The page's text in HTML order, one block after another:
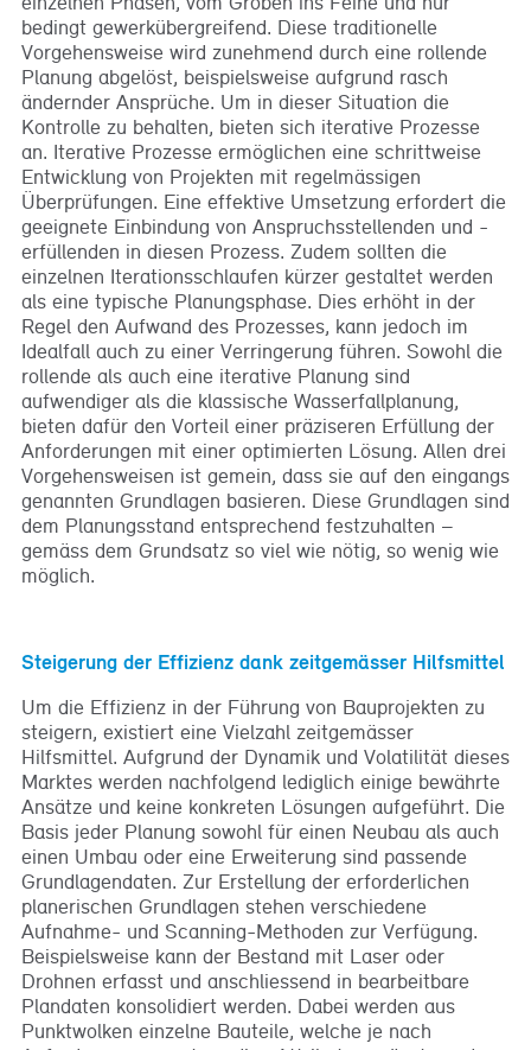
bedingt gewerkübergreifend. Diese traditionelle
Vorgehensweise wird zunehmend durch eine rollende
Planung abgelöst, beispielsweise aufgrund rasch
ändernder Ansprüche. Um in dieser Situation die
Kontrolle zu behalten, bieten sich iterative Prozesse
an. Iterative Prozesse ermöglichen eine schrittweise
Entwicklung von Projekten mit regelmässigen
Überprüfungen. Eine effektive Umsetzung erfordert die
geeignete Einbindung von Anspruchsstellenden und -
erfüllenden in diesen Prozess. Zudem sollten die
einzelnen Iterationsschlaufen kürzer gestaltet werden
als eine typische Planungsphase. Dies erhöht in der
Regel den Aufwand des Prozesses, kann jedoch im
Idealfall auch zu einer Verringerung führen. Sowohl die
rollende als auch eine iterative Planung sind
aufwendiger als die klassische Wasserfallplanung,
bieten dafür den Vorteil einer präziseren Erfüllung der
Anforderungen mit einer optimierten Lösung. Allen drei
Vorgehensweisen ist gemein, dass sie auf den eingangs
genannten Grundlagen basieren. Diese Grundlagen sind
dem Planungsstand entsprechend festzuhalten –
gemäss dem Grundsatz so viel wie nötig, so wenig wie
möglich.
Steigerung der Effizienz dank zeitgemässer Hilfsmittel
Um die Effizienz in der Führung von Bauprojekten zu
steigern, existiert eine Vielzahl zeitgemässer
Hilfsmittel. Aufgrund der Dynamik und Volatilität dieses
Marktes werden nachfolgend lediglich einige bewährte
Ansätze und keine konkreten Lösungen aufgeführt. Die
Basis jeder Planung sowohl für einen Neubau als auch
einen Umbau oder eine Erweiterung sind passende
Grundlagendaten. Zur Erstellung der erforderlichen
planerischen Grundlagen stehen verschiedene
Aufnahme- und Scanning-Methoden zur Verfügung.
Beispielsweise kann der Bestand mit Laser oder
Drohnen erfasst und anschliessend in bearbeitbare
Plandaten konsolidiert werden. Dabei werden aus
Punktwolken einzelne Bauteile, welche je nach